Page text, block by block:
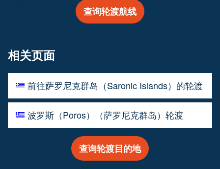
查询轮渡航线
相关页面
前往萨罗尼克群岛（Saronic Islands）的轮渡
波罗斯（Poros）（萨罗尼克群岛）轮渡
查询轮渡目的地